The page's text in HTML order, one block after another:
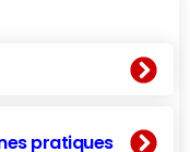
pratiques